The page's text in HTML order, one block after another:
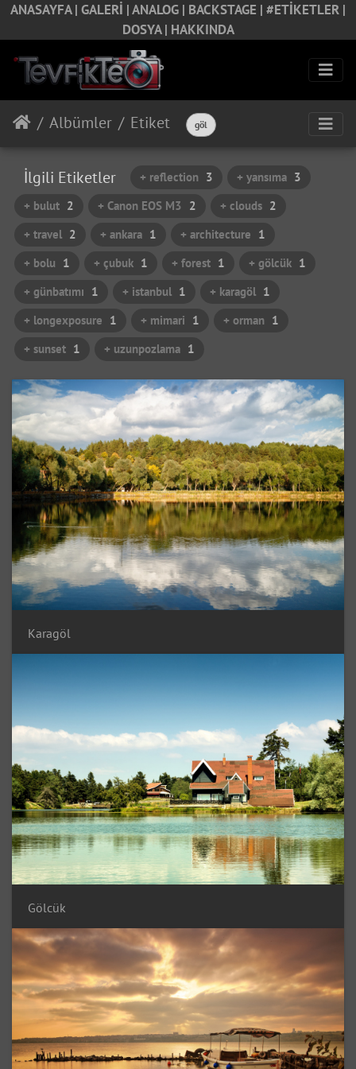
ANASAYFA | GALERİ |ANALOG | BACKSTAGE | #ETİKETLER |
DOSYA | HAKKINDA
Albümler Etiket göl
İlgili Etiketler + reflection 3 + yansıma 3
+ bulut 2 + Canon EOS M3 2 + clouds 2
+ travel 2 + ankara 1 + architecture 1
+ bolu 1 + çubuk 1 + forest 1 + gölcük 1
+ günbatımı 1 + istanbul 1 + karagöl 1
+ longexposure 1 + mimari 1 + orman 1
+ sunset 1 + uzunpozlama 1
Karagöl
Gölcük